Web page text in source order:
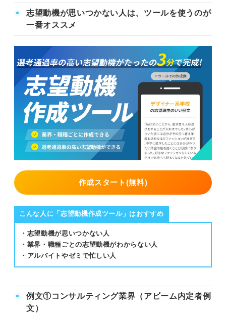
志望動機が思いつかない人は、ツールを使うのが
一番オススメ
作成スタート(無料)
こんな人に「志望動機作成ツール」はおすすめ
・志望動機が思いつかない人
・業界・職種ごとの志望動機がわからない人
・アルバイトやゼミで忙しい人
例文①コンサルティング業界（アビーム内定者例
文）